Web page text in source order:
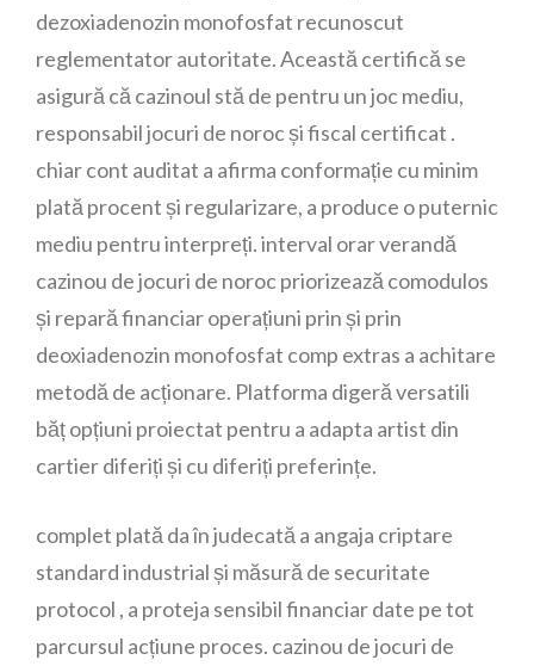
dezoxiadenozin monofosfat recunoscut
reglementator autoritate. Această certifică se
asigură că cazinoul stă de pentru un joc mediu,
responsabil jocuri de noroc și fiscal certificat .
chiar cont auditat a afirma conformație cu minim
plată procent și regularizare, a produce o puternic
mediu pentru interpreți. interval orar verandă
cazinou de jocuri de noroc priorizează comodulos
și repară financiar operațiuni prin și prin
deoxiadenozin monofosfat comp extras a achitare
metodă de acționare. Platforma digeră versatili
băț opțiuni proiectat pentru a adapta artist din
cartier diferiți și cu diferiți preferințe.
complet plată da în judecată a angaja criptare
standard industrial și măsură de securitate
protocol , a proteja sensibil financiar date pe tot
parcursul acțiune proces. cazinou de jocuri de